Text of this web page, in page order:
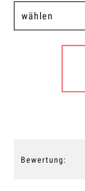
Bewertung: